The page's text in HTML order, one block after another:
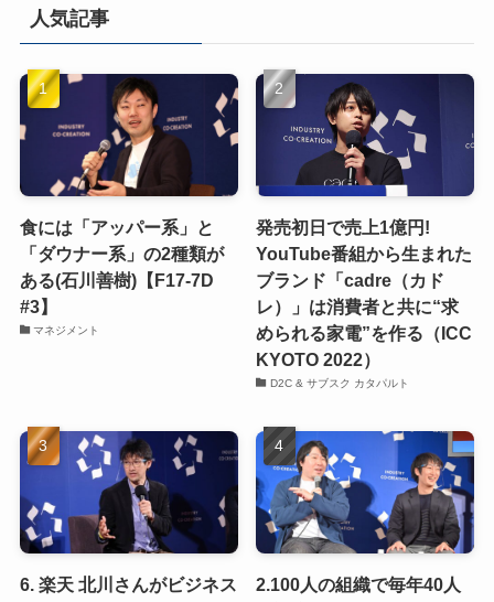
人気記事
食には「アッパー系」と
「ダウナー系」の2種類が
ある(石川善樹)【F17-7D
#3】
マネジメント
発売初日で売上1億円!
YouTube番組から生まれた
ブランド「cadre（カド
レ）」は消費者と共に“求
められる家電”を作る（ICC
KYOTO 2022）
D2C & サブスク カタパルト
6. 楽天 北川さんがビジネス
2.100人の組織で毎年40人